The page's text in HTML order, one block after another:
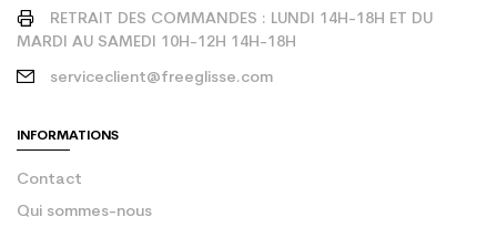
RETRAIT DES COMMANDES : LUNDI 14H-18H ET DU
MARDI AU SAMEDI 10H-12H 14H-18H
serviceclient@freeglisse.com
INFORMATIONS
Contact
Qui sommes-nous